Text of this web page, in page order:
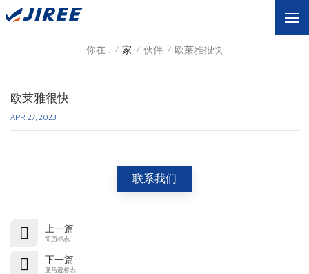
你在 : / 家 / 伙伴 / 欧莱雅很快
欧莱雅很快
APR 27, 2023
联系我们
上一篇
简历标志
下一篇
亚马逊标志